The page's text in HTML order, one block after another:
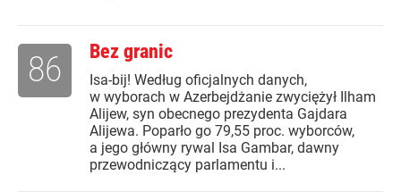
Bez granic
Isa-bij! Według oficjalnych danych,
w wyborach w Azerbejdżanie zwyciężył Ilham
Alijew, syn obecnego prezydenta Gajdara
Alijewa. Poparło go 79,55 proc. wyborców,
a jego główny rywal Isa Gambar, dawny
przewodniczący parlamentu i...
86